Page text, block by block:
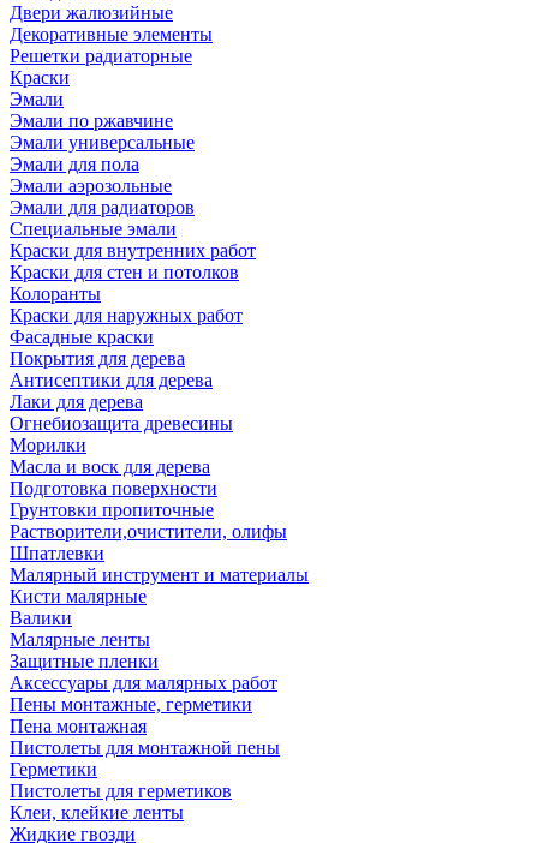
Двери жалюзийные
Декоративные элементы
Решетки радиаторные
Краски
Эмали
Эмали по ржавчине
Эмали универсальные
Эмали для пола
Эмали аэрозольные
Эмали для радиаторов
Специальные эмали
Краски для внутренних работ
Краски для стен и потолков
Колоранты
Краски для наружных работ
Фасадные краски
Покрытия для дерева
Антисептики для дерева
Лаки для дерева
Огнебиозащита древесины
Морилки
Масла и воск для дерева
Подготовка поверхности
Грунтовки пропиточные
Растворители,очистители, олифы
Шпатлевки
Малярный инструмент и материалы
Кисти малярные
Валики
Малярные ленты
Защитные пленки
Аксессуары для малярных работ
Пены монтажные, герметики
Пена монтажная
Пистолеты для монтажной пены
Герметики
Пистолеты для герметиков
Клеи, клейкие ленты
Жидкие гвозди